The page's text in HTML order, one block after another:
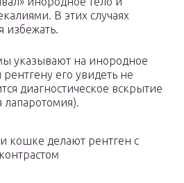
В этих случаях
избежать.
указывают на инородное
его увидеть не
диагностическое вскрытие
лапаротомия).
кошке делают рентген с
контрастом